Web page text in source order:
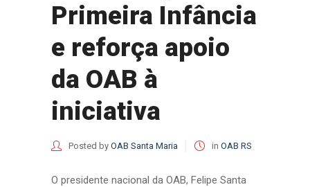
Primeira Infância
e reforça apoio
da OAB à
iniciativa
Posted by OAB Santa Maria in OAB RS
O presidente nacional da OAB, Felipe Santa